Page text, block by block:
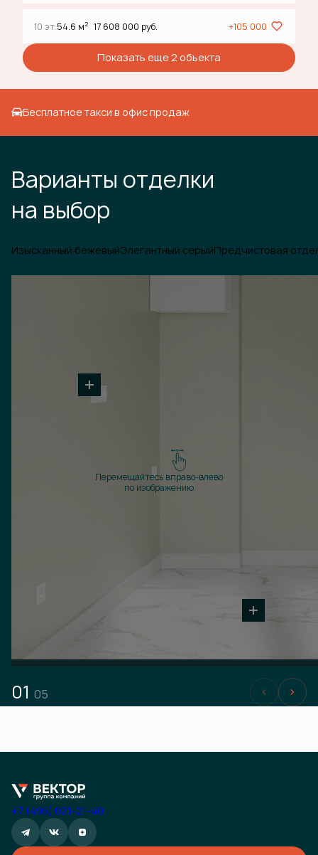
10 эт.54.6 м2 17 608 000 руб. +105 000
Показать еще 2 объектa
Бесплатное такси в офис продаж
Варианты отделки
на выбор
Изысканный бежевыйЭлегантный серыйПредчистовая
Перемещайтесь вправо-влево
по изображению
01 05
+7 (495) 021-21-40